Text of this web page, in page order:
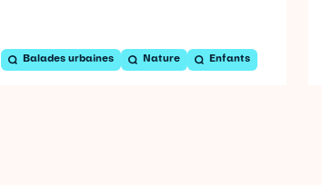
Balades urbaines Nature Enfants